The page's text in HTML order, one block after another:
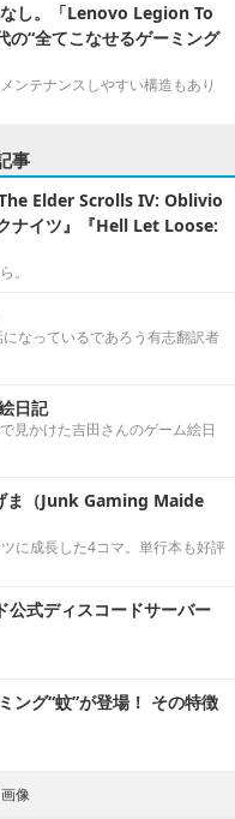
し。「Lenovo Legion To
“全てこなせるゲーミング
ンテナンスしやすい構造もあり
事
Elder Scrolls IV: Oblivio
ナイツ』『Hell Let Loose:
。
なっているであろう有志翻訳者
日記
見かけた吉田さんのゲーム絵日
ま（Junk Gaming Maide
に成長した4コマ。単行本も好評
式ディスコードサーバー
ング“蚊”が登場！ その特徴
像